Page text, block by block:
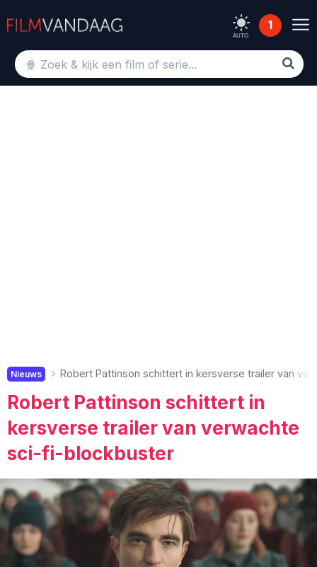
AUTO
1
Nieuws Robert Pattinson schittert in kersverse trailer van
Robert Pattinson schittert in
kersverse trailer van verwachte
sci-fi-blockbuster